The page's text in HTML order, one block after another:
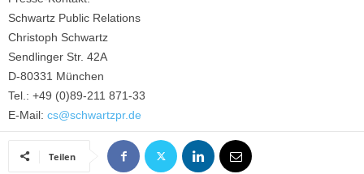
Schwartz Public Relations
Christoph Schwartz
Sendlinger Str. 42A
D-80331 München
Tel.: +49 (0)89-211 871-33
E-Mail: cs@schwartzpr.de
Teilen